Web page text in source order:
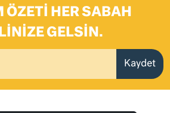
ÖZETI HER SABAH
GELSIN.
Kaydet